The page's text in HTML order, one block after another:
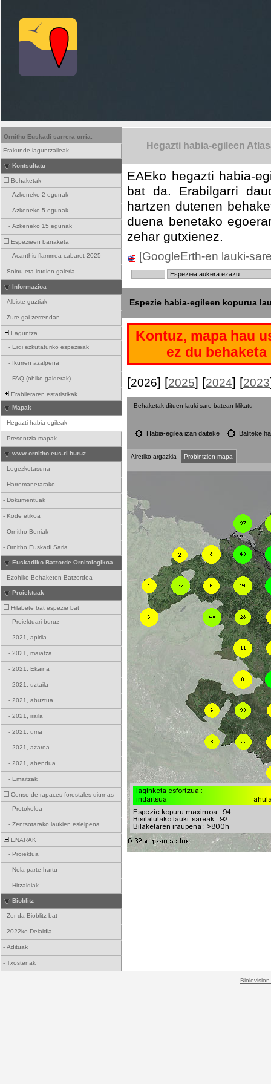
Ornitho Euskadi sarrera orria.
Erakunde laguntzaileak
Kontsultatu
Behaketak
- Azkeneko 2 egunak
- Azkeneko 5 egunak
- Azkeneko 15 egunak
Espezieen banaketa
- Acanthis flammea cabaret 2025
- Soinu eta irudien galeria
Informazioa
- Albiste guztiak
- Zure gai-zerrendan
Laguntza
- Erdi ezkutaturiko espezieak
- Ikurren azalpena
- FAQ (ohiko galderak)
Erabileraren estatistikak
Mapak
- Hegazti habia-egileak
- Presentzia mapak
www.ornitho.eus-ri buruz
- Legezkotasuna
- Harremanetarako
- Dokumentuak
- Kode etikoa
- Ornitho Berriak
- Ornitho Euskadi Saria
Euskadiko Batzorde Ornitologikoa
- Ezohiko Behaketen Batzordea
Proiektuak
Hilabete bat espezie bat
- Proiektuari buruz
- 2021, apirila
- 2021, maiatza
- 2021, Ekaina
- 2021, uztaila
- 2021, abuztua
- 2021, iraila
- 2021, urria
- 2021, azaroa
- 2021, abendua
- Emaitzak
Censo de rapaces forestales diurnas
- Protokoloa
- Zentsotarako laukien esleipena
ENARAK
- Proiektua
- Nola parte hartu
- Hitzaldiak
Bioblitz
- Zer da Bioblitz bat
- 2022ko Deialdia
- Adituak
- Txostenak
Hegazti habia-egileen
EAEko hegazti habia-
bat da. Erabilgarri
hartzen dutenen
duena benetako
zehar gutxienez.
[GoogleErth-en lauki-
Espezie habia-egileen kopurua
Kontuz, mapa hau
ez du
[2026] [2025] [2024] [2023
Behaketak dituen lauki-sare batean klikatu
Habia-egilea izan daiteke Baliteke
Airetiko argazkia Probintzien mapa
Biolovision